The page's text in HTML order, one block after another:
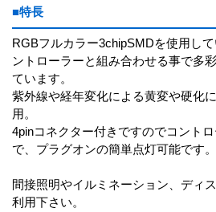
■特長
RGBフルカラー3chipSMDを使用し
ントローラーと組み合わせる事で多
ています。
紫外線や経年変化による黄変や硬化
用。
4pinコネクター付きですのでコント
で、プラグオンの簡単点灯可能です。
間接照明やイルミネーション、ディ
利用下さい。